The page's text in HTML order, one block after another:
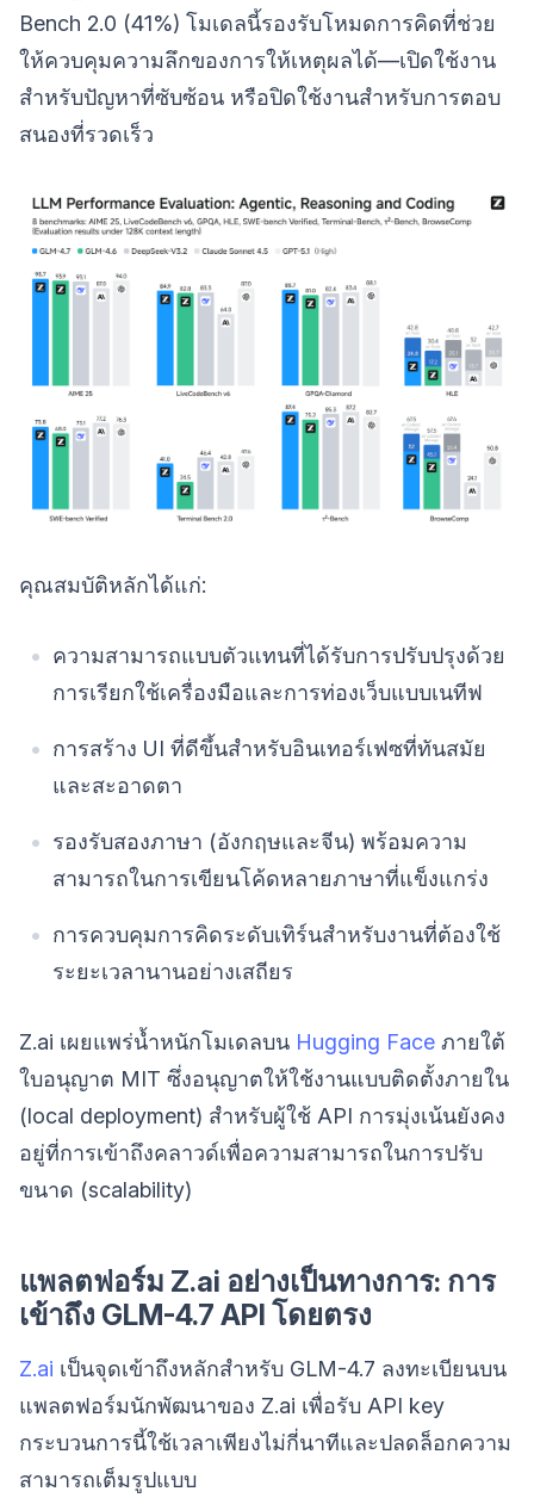
Bench 2.0 (41%) โมเดลนี้รองรับโหมดการคิดที่ช่วย
ให้ควบคุมความลึกของการให้เหตุผลได้—เปิดใช้งาน
สำหรับปัญหาที่ซับซ้อน หรือปิดใช้งานสำหรับการตอบ
สนองที่รวดเร็ว
คุณสมบัติหลักได้แก่:
ความสามารถแบบตัวแทนที่ได้รับการปรับปรุงด้วย
การเรียกใช้เครื่องมือและการท่องเว็บแบบเนทีฟ
การสร้าง UI ที่ดีขึ้นสำหรับอินเทอร์เฟซที่ทันสมัย
และสะอาดตา
รองรับสองภาษา (อังกฤษและจีน) พร้อมความ
สามารถในการเขียนโค้ดหลายภาษาที่แข็งแกร่ง
การควบคุมการคิดระดับเทิร์นสำหรับงานที่ต้องใช้
ระยะเวลานานอย่างเสถียร
Z.ai เผยแพร่น้ำหนักโมเดลบน Hugging Face ภายใต้
ใบอนุญาต MIT ซึ่งอนุญาตให้ใช้งานแบบติดตั้งภายใน
(local deployment) สำหรับผู้ใช้ API การมุ่งเน้นยังคง
อยู่ที่การเข้าถึงคลาวด์เพื่อความสามารถในการปรับ
ขนาด (scalability)
แพลตฟอร์ม Z.ai อย่างเป็นทางการ: การ
เข้าถึง GLM-4.7 API โดยตรง
Z.ai เป็นจุดเข้าถึงหลักสำหรับ GLM-4.7 ลงทะเบียนบน
แพลตฟอร์มนักพัฒนาของ Z.ai เพื่อรับ API key
กระบวนการนี้ใช้เวลาเพียงไม่กี่นาทีและปลดล็อกความ
สามารถเต็มรูปแบบ